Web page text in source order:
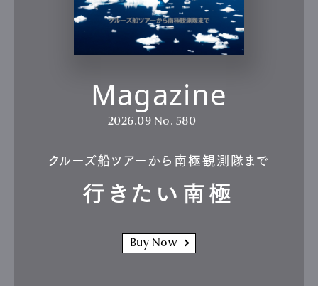
Magazine
2026.09 No. 580
クルーズ船ツアーから南極観測隊まで
行きたい南極
Buy Now